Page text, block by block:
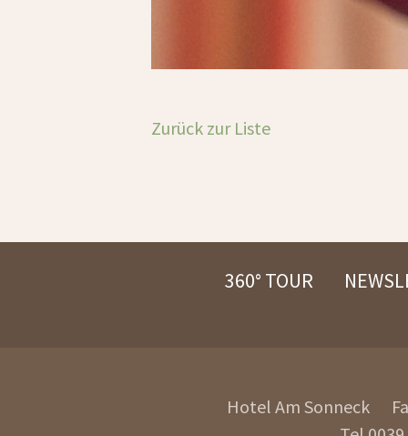
Zurück zur Liste
360° TOUR
Hotel Am Sonneck